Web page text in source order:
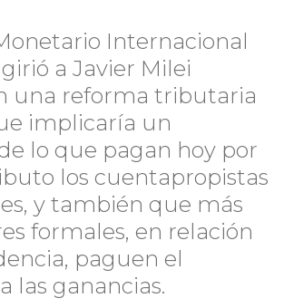
Internacional
a Javier Milei
una reforma tributaria
implicaría un
lo que pagan hoy por
los cuentapropistas
y también que más
formales, en relación
paguen el
las ganancias.